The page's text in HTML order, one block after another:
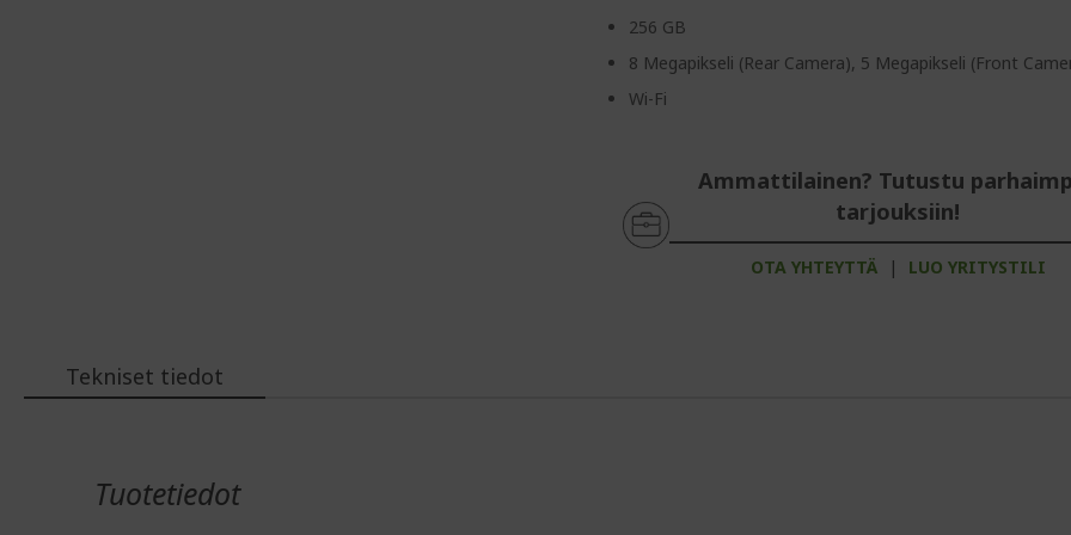
256 GB
8 Megapikseli (Rear Camera), 5 Megapikseli (Front
Wi-Fi
Ammattilainen? Tutustu
tarjouksiin!
OTA YHTEYTTÄ | LUO YRITYSTILI
Tekniset tiedot
Tuotetiedot